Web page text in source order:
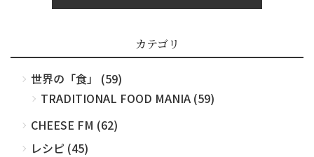
カテゴリ
世界の「食」 (59)
TRADITIONAL FOOD MANIA (59)
CHEESE FM (62)
レシピ (45)